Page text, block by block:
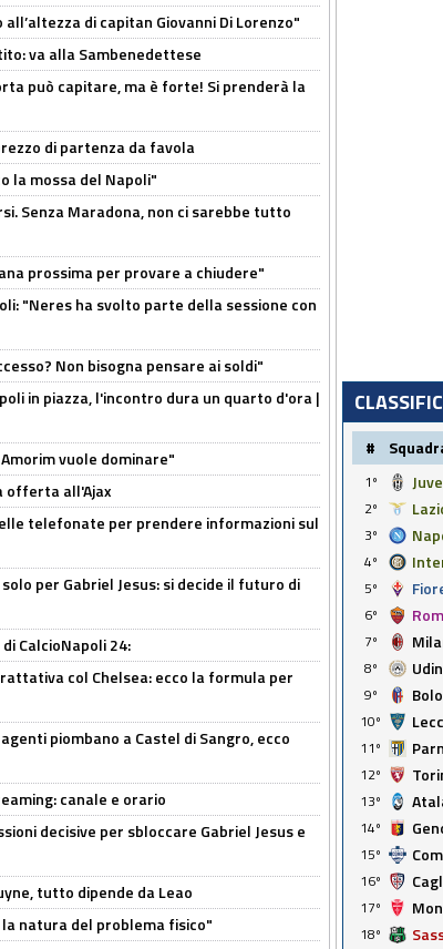
di capitan Giovanni Di Lorenzo"
va alla Sambenedettese
può capitare, ma è forte! Si prenderà la
di partenza da favola
la mossa del Napoli"
Senza Maradona, non ci sarebbe tutto
prossima per provare a chiudere"
"Neres ha svolto parte della sessione con
Non bisogna pensare ai soldi"
in piazza, l'incontro dura un quarto d'ora |
vuole dominare"
offerta all'Ajax
telefonate per prendere informazioni sul
per Gabriel Jesus: si decide il futuro di
CalcioNapoli 24:
col Chelsea: ecco la formula per
piombano a Castel di Sangro, ecco
canale e orario
decisive per sbloccare Gabriel Jesus e
tutto dipende da Leao
natura del problema fisico"
#
1º
2º
3º
4º
5º
6º
7º
8º
9º
10º
11º
12º
13º
14º
15º
16º
17º
18º